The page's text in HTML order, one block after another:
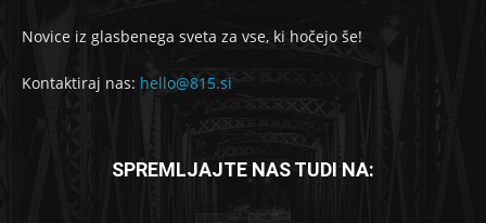
Novice iz glasbenega sveta za vse, ki hočejo še!
Kontaktiraj nas: hello@815.si
SPREMLJAJTE NAS TUDI NA: